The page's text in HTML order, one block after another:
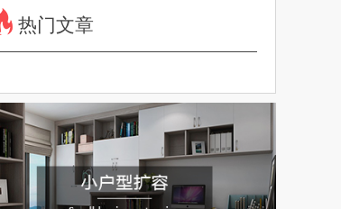
热门文章